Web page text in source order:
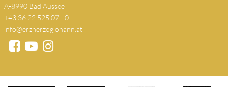
A-8990 Bad Aussee
+43 36 22 525 07 - 0
info@erzherzogjohann.at